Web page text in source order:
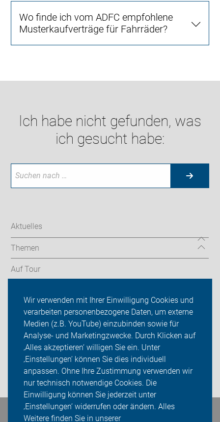
Wir verwenden mit Ihrer Einwilligung Cookies und
verarbeiten personenbezogene Daten, um externe
Medien (z.B. YouTube) einzubinden sowie für
Analyse- und Marketingzwecke. Durch Klicken auf
‚Alles akzeptieren‘ willigen Sie ein. Unter
‚Einstellungen‘ können Sie dies individuell
anpassen. Ohne Ihre Zustimmung verwenden wir
nur technisch notwendige Cookies. Die
Einwilligung können Sie jederzeit unter
‚Einstellungen‘ widerrufen oder ändern. Alles
Weitere finden Sie in unserer
Wo finde ich vom ADFC empfohlene
Musterkaufverträge für Fahrräder?
Ich habe nicht gefunden, was
ich gesucht habe:
Aktuelles
Themen
Auf Tour
ADFC Minden-Lübbecke
Sei dabei
Presse
Login
Bleiben Sie in Kontakt